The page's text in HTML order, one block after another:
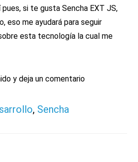
si te gusta Sencha EXT JS,
eso me ayudará para seguir
esta tecnología la cual me
y deja un comentario
, Sencha